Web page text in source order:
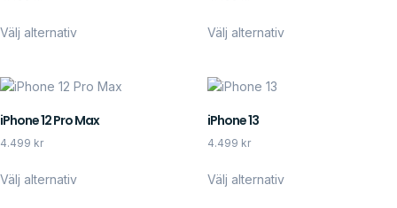
Välj alternativ Välj alternativ
iPhone 12 Pro Max
4.499 kr
Välj alternativ
iPhone 13
4.499 kr
Välj alternativ